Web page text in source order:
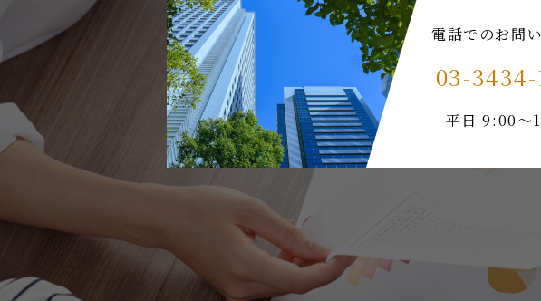
電話でのお問
03-3434-
平日 9:00～